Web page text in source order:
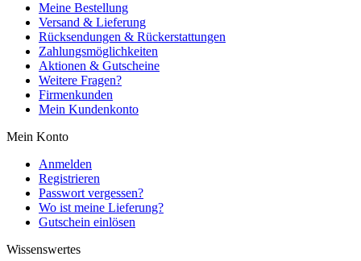
Meine Bestellung
Versand & Lieferung
Rücksendungen & Rückerstattungen
Zahlungsmöglichkeiten
Aktionen & Gutscheine
Weitere Fragen?
Firmenkunden
Mein Kundenkonto
Mein Konto
Anmelden
Registrieren
Passwort vergessen?
Wo ist meine Lieferung?
Gutschein einlösen
Wissenswertes